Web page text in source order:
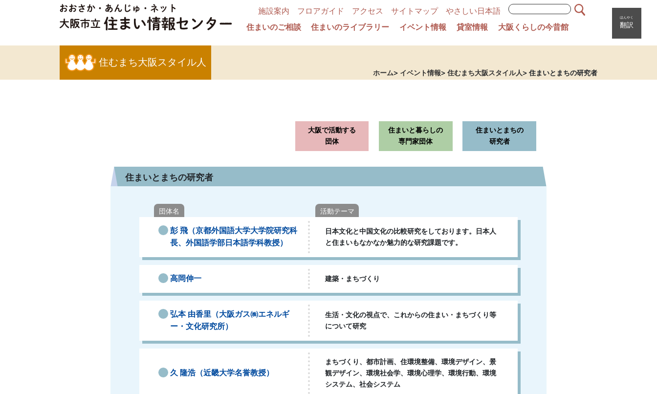
施設案内 フロアガイド アクセス サイトマップ
やさしい日本語
住まいのご相談
住まいのライブラリー イベント情報 貸室情報 大阪くらしの今昔館 翻訳
ほんやく
住むまち大阪スタイル人
ホーム イベント情報 住むまち大阪スタイル人 住まいとまちの研究者
大阪で活動する
団体
住まいと暮らしの
専門家団体
住まいとまちの
研究者
住まいとまちの研究者
団体名 活動テーマ
彭 飛（京都外国語大学大学院研究科
長、外国語学部日本語学科教授）
日本文化と中国文化の比較研究をしております。日本人
と住まいもなかなか魅力的な研究課題です。
高岡伸一 建築・まちづくり
弘本 由香里（大阪ガス㈱エネルギ
ー・文化研究所）
生活・文化の視点で、これからの住まい・まちづくり等
について研究
久 隆浩（近畿大学名誉教授）
まちづくり、都市計画、住環境整備、環境デザイン、景
観デザイン、環境社会学、環境心理学、環境行動、環境
システム、社会システム